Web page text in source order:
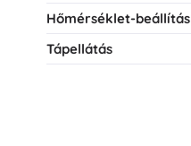
Hőmérséklet-beállítás
Tápellátás